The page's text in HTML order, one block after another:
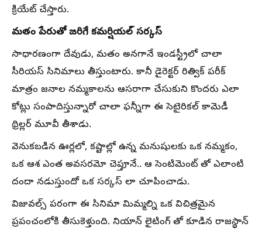
క్రియేట్ చేస్తారు.
మతం పేరుతో జరిగే కమర్షియల్ సర్కస్
సాధారణంగా దేవుడు, మతం అనగానే ఇండస్ట్రీలో చాలా
సీరియస్ సినిమాలు తీస్తుంటారు. కానీ డైరెక్టర్ రిత్విక్ పరీక్
మాత్రం జనాల నమ్మకాలను ఆసరాగా చేసుకుని కొందరు ఎలా
కోట్లు సంపాదిస్తున్నారో చాలా ఫన్నీగా ఈ సెటైరికల్ కామెడీ
థ్రిల్లర్ మూవీ తీశాడు.
వెనుకబడిన ఊర్లలో, కష్టాల్లో ఉన్న మనుషులకు ఒక నమ్మకం,
ఒక ఆశ ఎంత అవసరమో చెప్తూనే.. ఆ సెంటిమెంట్ తో ఎలాంటి
దందా నడుస్తుందో ఒక సర్కస్ లా చూపించాడు.
విజువల్స్ పరంగా ఈ సినిమా మిమ్మల్ని ఒక విచిత్రమైన
ప్రపంచంలోకి తీసుకెళ్తుంది. నియాన్ లైటింగ్ తో కూడిన రాజస్థాన్